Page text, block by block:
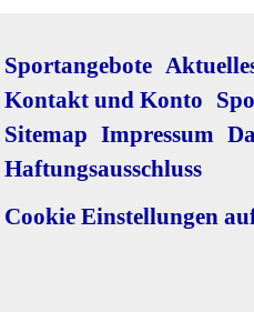
Navigation
überspringen
Sportangebote
Kontakt und Konto
Sitemap Impressum
Haftungsausschluss
Cookie Einstellungen